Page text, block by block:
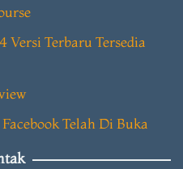
Versi Terbaru Tersedia
Telah Di Buka